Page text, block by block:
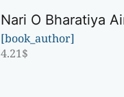
Nari O Bharatiya
[book_author]
4.21$